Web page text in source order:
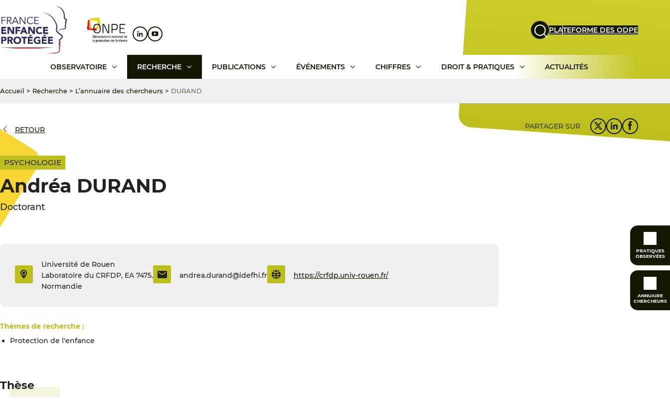
au
contenu
principal
au
menu
principal
au
pied
de
page
PLATEFORME DES ODPE
OBSERVATOIRE RECHERCHE PUBLICATIONS ÉVÉNEMENTS CHIFFRES DROIT & PRATIQUES ACTUALITÉS
PRATIQUES
OBSERVÉES
ANNUAIRE
CHERCHEURS
Accueil > Recherche > L’annuaire des chercheurs > DURAND
RETOUR PARTAGER SUR
PSYCHOLOGIE
Andréa DURAND
Doctorant
Université de Rouen
Laboratoire du CRFDP, EA 7475.
Normandie
andrea.durand@idefhi.fr https://crfdp.univ-rouen.fr/
Thèmes de recherche :
Protection de l'enfance
Thèse